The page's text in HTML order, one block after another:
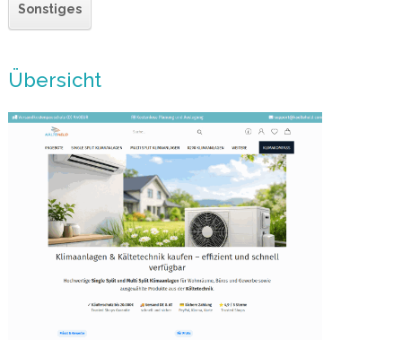
Sonstiges
Übersicht